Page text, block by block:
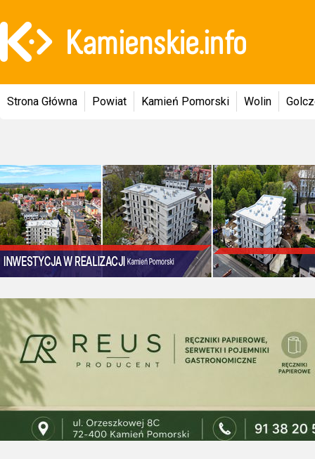
Strona Główna Powiat Kamień Pomorski Wolin